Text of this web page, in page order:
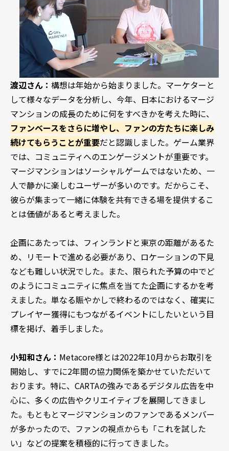
渡辺さん： 構想は年始から始まりました。マーケターと
して様々なデータを分析し、今年、日本におけるマージ
マンションの成長のために何をすべきかを考えた時に、
ファンベースをさらに増やし、ファンの方たちに楽しみ
続けてもらうことが重要だと認識しました。ゲーム業界
では、コミュニティへのエンゲージメントが重要です。
マージマンションはソーシャルゲームではないため、一
人で静かに楽しむユーザーが多いのです。だからこそ、
彼らが集まって一緒に体験を共有できる場を提供するこ
とは価値があると考えました。
企画にあたっては、フィンランドと東京の距離があるた
め、リモートで進める必要があり、ロケーションの下見
なども難しい状況でした。また、限られた予算の中でど
のようにコミュニティに焦点を当てた企画にするかを考
えました。単なる賑やかしで終わるのではなく、確実に
プレイヤー獲得にもつながるイベントにしたいという目
標を掲げ、着手しました。
小知和さん： Metacore様とは2022年10月からお取引を
開始し、すでに2年間の協力関係を築かせていただいて
おります。特に、CARTAの強みであるデジタル広告を中
心に、多くの広告やクリエイティブを展開してきまし
た。もともとマージマンションのファンであるメンバー
が多かったので、ファンの視点からも「これを試した
い」などの提案を積極的に行ってきました。